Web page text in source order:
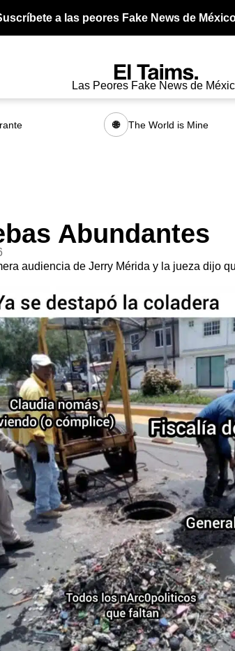
a las peores Fake News de
Las Peores Fake News de
🌐 The World is Mine
Abundantes
audiencia de Jerry Mérida y la jueza dijo